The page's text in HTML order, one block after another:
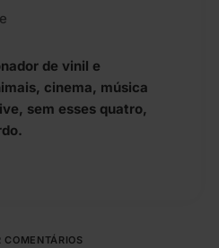
de vinil e
cinema, música
sem esses quatro,
COMENTÁRIOS